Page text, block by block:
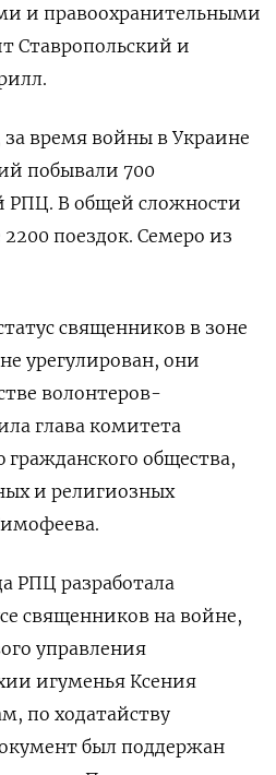
и правоохранительными
Ставропольский и
время войны в Украине
побывали 700
РПЦ. В общей сложности
поездок. Семеро из
священников в зоне
урегулирован, они
волонтеров-
глава комитета
общества,
и религиозных
РПЦ разработала
священников на войне,
управления
игуменья Ксения
по ходатайству
был поддержан